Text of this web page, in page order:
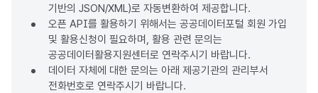
기반의 JSON/XML)로 자동변환하여 제공합니다.
오픈 API를 활용하기 위해서는 공공데이터포털 회원 가입
및 활용신청이 필요하며, 활용 관련 문의는
공공데이터활용지원센터로 연락주시기 바랍니다.
데이터 자체에 대한 문의는 아래 제공기관의 관리부서
전화번호로 연락주시기 바랍니다.